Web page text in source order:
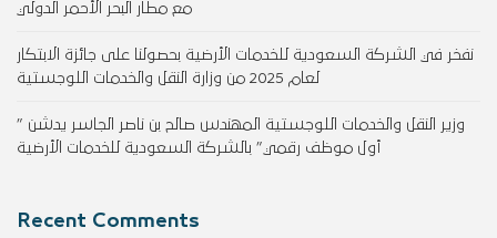
مع مطار البحر الأحمر الدولي
نفخر في الشركة السعودية للخدمات الأرضية بحصولنا على جائزة الابتكار
لعام 2025 من وزارة النقل والخدمات اللوجستية
وزير النقل والخدمات اللوجستية المهندس صالح بن ناصر الجاسر يدشن ”
أول موظف رقمي” بالشركة السعودية للخدمات الأرضية
Recent Comments